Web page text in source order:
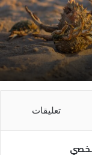
تعليقات